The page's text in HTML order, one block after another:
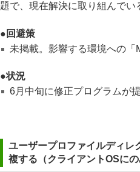
題で、現在解決に取り組んでい
回避策
未掲載。影響する環境への
状況
6月中旬に修正プログラムが
ユーザープロファイルディレ
複する（クライアントOSに